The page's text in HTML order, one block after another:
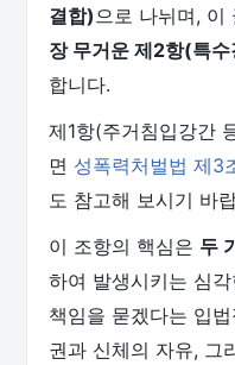
결합)으로 나뉘며, 이
장 무거운 제2항(특
합니다.
제1항(주거침입강간
면 성폭력처벌법 제3
도 참고해 보시기 바
이 조항의 핵심은 두
하여 발생시키는 심
책임을 묻겠다는 입
권과 신체의 자유, 그